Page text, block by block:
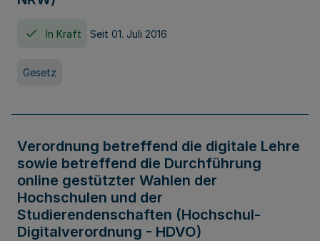
In Kraft Seit 01. Juli 2016
Gesetz
Verordnung betreffend die digitale Lehre
sowie betreffend die Durchführung
online gestützter Wahlen der
Hochschulen und der
Studierendenschaften (Hochschul-
Digitalverordnung - HDVO)